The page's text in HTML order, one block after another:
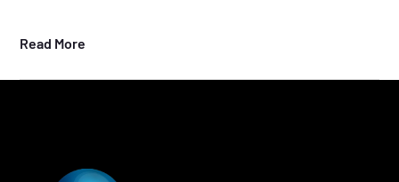
Read More